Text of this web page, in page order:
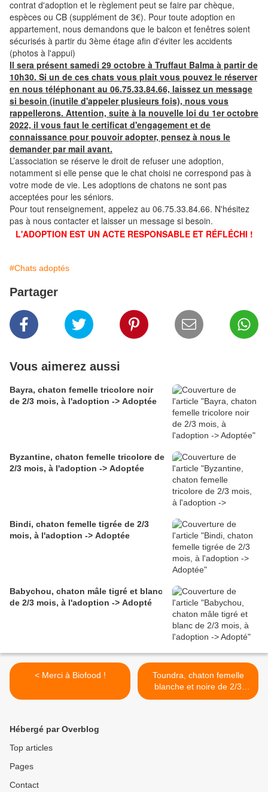
contrat d'adoption et le règlement peut se faire par chèque,
espèces ou CB (supplément de 3€). Pour toute adoption en
appartement, nous demandons que le balcon et fenêtres soient
sécurisés à partir du 3ème étage afin d'éviter les accidents
(photos à l'appui)
Il sera présent samedi 29 octobre à Truffaut Balma à partir de
10h30. Si un de ces chats vous plait vous pouvez le réserver
en nous téléphonant au 06.75.33.84.66, laissez un message
si besoin (inutile d'appeler plusieurs fois), nous vous
rappellerons. Attention, suite à la nouvelle loi du 1er octobre
2022, il vous faut le certificat d'engagement et de
connaissance pour pouvoir adopter, pensez à nous le
demander par mail avant.
L’association se réserve le droit de refuser une adoption,
notamment si elle pense que le chat choisi ne correspond pas à
votre mode de vie. Les adoptions de chatons ne sont pas
acceptées pour les séniors.
Pour tout renseignement, appelez au 06.75.33.84.66. N'hésitez
pas à nous contacter et laisser un message si besoin.
L'ADOPTION EST UN ACTE RESPONSABLE ET RÉFLÉCHI !
#Chats adoptés
Partager
Vous aimerez aussi
Bayra, chaton femelle tricolore noir
de 2/3 mois, à l'adoption -> Adoptée
Byzantine, chaton femelle tricolore de
2/3 mois, à l'adoption -> Adoptée
Bindi, chaton femelle tigrée de 2/3
mois, à l'adoption -> Adoptée
Babychou, chaton mâle tigré et blanc
de 2/3 mois, à l'adoption -> Adopté
< Merci à Biofood !
Toundra, chaton femelle
blanche et noire de 2/3
mois, à l'adoption ->
Hébergé par Overblog
Top articles
Pages
Contact